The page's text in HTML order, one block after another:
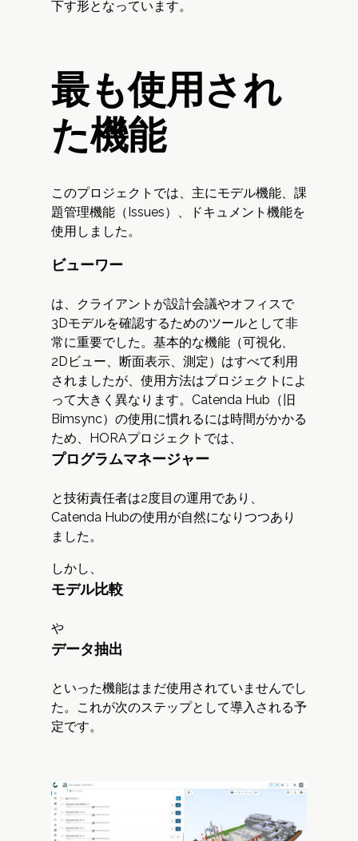
下す形となっています。
最も使用され
た機能
このプロジェクトでは、主にモデル機能、課
題管理機能（Issues）、ドキュメント機能を
使用しました。
ビューワー
は、クライアントが設計会議やオフィスで
3Dモデルを確認するためのツールとして非
常に重要でした。基本的な機能（可視化、
2Dビュー、断面表示、測定）はすべて利用
されましたが、使用方法はプロジェクトによ
って大きく異なります。Catenda Hub（旧
Bimsync）の使用に慣れるには時間がかかる
ため、HORAプロジェクトでは、
プログラムマネージャー
と技術責任者は2度目の運用であり、
Catenda Hubの使用が自然になりつつあり
ました。
しかし、
モデル比較
や
データ抽出
といった機能はまだ使用されていませんでし
た。これが次のステップとして導入される予
定です。